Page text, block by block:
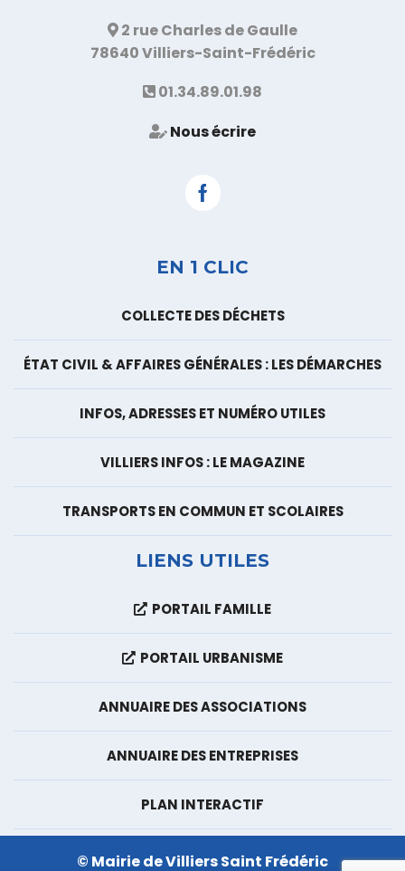
2 rue Charles de Gaulle
78640 Villiers-Saint-Frédéric
01.34.89.01.98
Nous écrire
Facebook
EN 1 CLIC
COLLECTE DES DÉCHETS
ÉTAT CIVIL & AFFAIRES GÉNÉRALES : LES DÉMARCHES
INFOS, ADRESSES ET NUMÉRO UTILES
VILLIERS INFOS : LE MAGAZINE
TRANSPORTS EN COMMUN ET SCOLAIRES
LIENS UTILES
PORTAIL FAMILLE
PORTAIL URBANISME
ANNUAIRE DES ASSOCIATIONS
ANNUAIRE DES ENTREPRISES
PLAN INTERACTIF
© Mairie de Villiers Saint Frédéric